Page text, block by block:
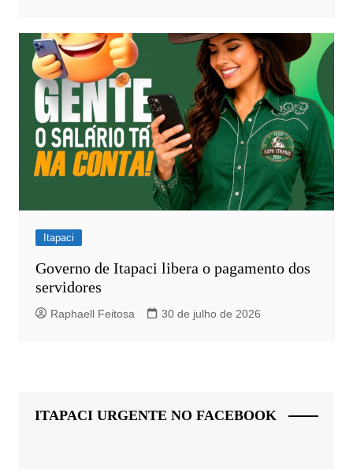
Itapaci
Governo de Itapaci libera o pagamento dos
servidores
Raphaell Feitosa 30 de julho de 2026
ITAPACI URGENTE NO FACEBOOK